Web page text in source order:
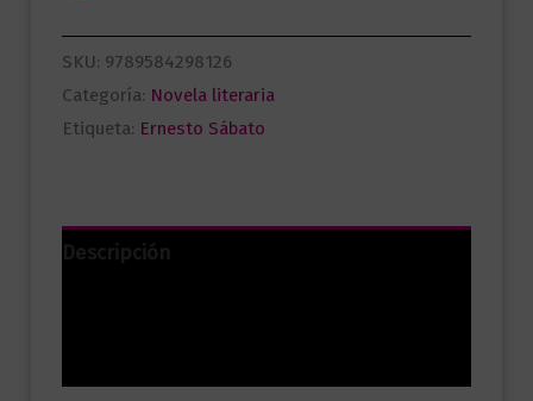
SKU: 9789584298126
Categoría: Novela literaria
Etiqueta: Ernesto Sábato
Descripción